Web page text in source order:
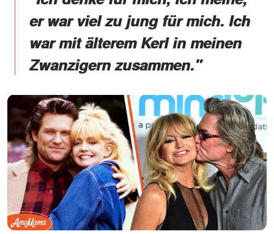
er war viel zu jung für mich. Ich
war mit älterem Kerl in meinen
Zwanzigern zusammen."